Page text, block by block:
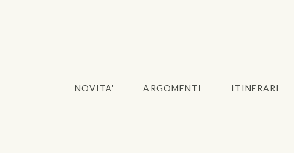
NOVITA' ARGOMENTI ITINERARI